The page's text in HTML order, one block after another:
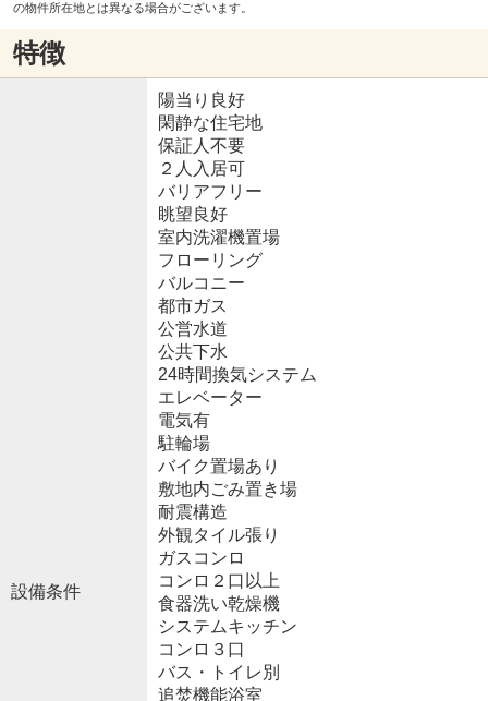
の物件所在地とは異なる場合がございます。
特徴
設備条件
陽当り良好
閑静な住宅地
保証人不要
２人入居可
バリアフリー
眺望良好
室内洗濯機置場
フローリング
バルコニー
都市ガス
公営水道
公共下水
24時間換気システム
エレベーター
電気有
駐輪場
バイク置場あり
敷地内ごみ置き場
耐震構造
外観タイル張り
ガスコンロ
コンロ２口以上
食器洗い乾燥機
システムキッチン
コンロ３口
バス・トイレ別
追焚機能浴室